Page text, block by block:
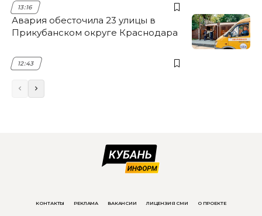
13:16
Авария обесточила 23 улицы в
Прикубанском округе Краснодара
12:43
КОНТАКТЫ РЕКЛАМА ВАКАНСИИ ЛИЦЕНЗИЯ СМИ О ПРОЕКТЕ